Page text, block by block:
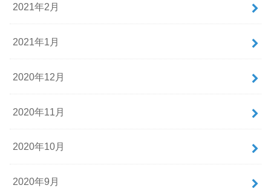
2021年2月
2021年1月
2020年12月
2020年11月
2020年10月
2020年9月